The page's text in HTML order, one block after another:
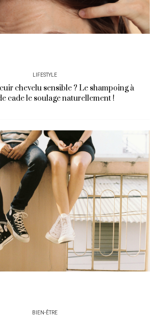
LIFESTYLE
chevelu sensible ? Le shampoing à
cade le soulage naturellement !
BIEN-ÊTRE